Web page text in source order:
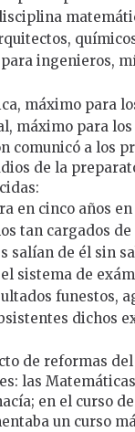
ingenieros,
máximo para
máximo para
comunicó a los
de la
en cinco años
tan cargados
salían de él sin
sistema de
funestos,
dichos
de reformas
las
en el curso
un curso